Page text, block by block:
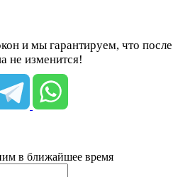
и мы гарантируем, что после
не изменится!
в ближайшее время